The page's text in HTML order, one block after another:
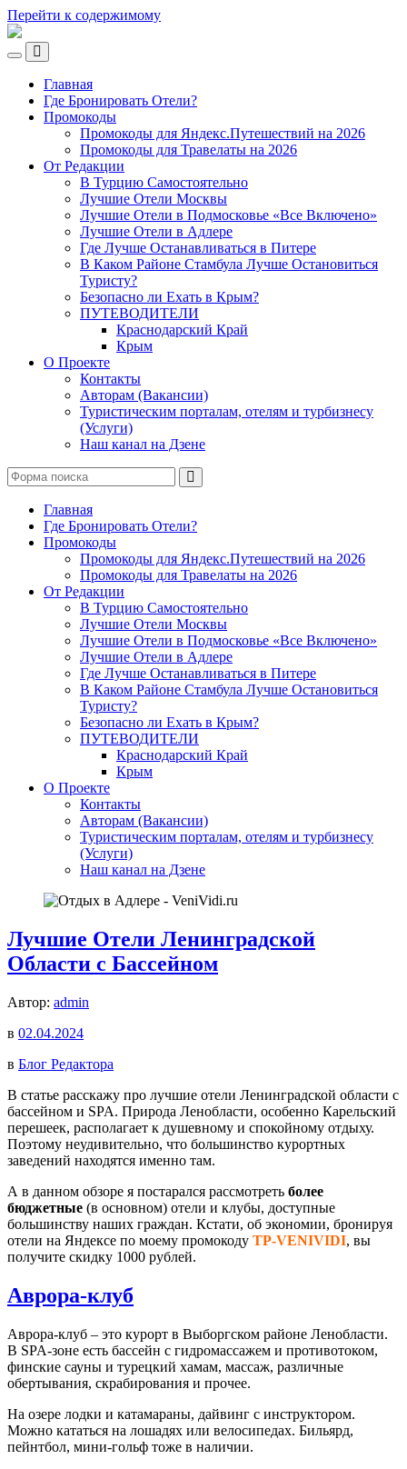
Перейти к содержимому
Ламповый
Блог
о
Путешествиях
VeniVidi.ru
Переключить
меню
Переключить
поле
поиска
Главная
Где Бронировать Отели?
Промокоды
Промокоды для Яндекс.Путешествий на 2026
Промокоды для Травелаты на 2026
От Редакции
В Турцию Самостоятельно
Лучшие Отели Москвы
Лучшие Отели в Подмосковье «Все Включено»
Лучшие Отели в Адлере
Где Лучше Останавливаться в Питере
В Каком Районе Стамбула Лучше Остановиться
Туристу?
Безопасно ли Ехать в Крым?
ПУТЕВОДИТЕЛИ
Краснодарский Край
Крым
О Проекте
Контакты
Авторам (Вакансии)
Туристическим порталам, отелям и турбизнесу
(Услуги)
Наш канал на Дзене
Главная
Где Бронировать Отели?
Промокоды
Промокоды для Яндекс.Путешествий на 2026
Промокоды для Травелаты на 2026
От Редакции
В Турцию Самостоятельно
Лучшие Отели Москвы
Лучшие Отели в Подмосковье «Все Включено»
Лучшие Отели в Адлере
Где Лучше Останавливаться в Питере
В Каком Районе Стамбула Лучше Остановиться
Туристу?
Безопасно ли Ехать в Крым?
ПУТЕВОДИТЕЛИ
Краснодарский Край
Крым
О Проекте
Контакты
Авторам (Вакансии)
Туристическим порталам, отелям и турбизнесу
(Услуги)
Наш канал на Дзене
Лучшие Отели Ленинградской
Области с Бассейном
Автор: admin
в 02.04.2024
в Блог Редактора
В статье расскажу про лучшие отели Ленинградской области с
бассейном и SPA. Природа Ленобласти, особенно Карельский
перешеек, располагает к душевному и спокойному отдыху.
Поэтому неудивительно, что большинство курортных
заведений находятся именно там.
А в данном обзоре я постарался рассмотреть более
бюджетные (в основном) отели и клубы, доступные
большинству наших граждан. Кстати, об экономии, бронируя
отели на Яндексе по моему промокоду TP-VENIVIDI, вы
получите скидку 1000 рублей.
Аврора-клуб
Аврора-клуб – это курорт в Выборгском районе Ленобласти.
В SPA-зоне есть бассейн с гидромассажем и противотоком,
финские сауны и турецкий хамам, массаж, различные
обертывания, скрабирования и прочее.
На озере лодки и катамараны, дайвинг с инструктором.
Можно кататься на лошадях или велосипедах. Бильярд,
пейнтбол, мини-гольф тоже в наличии.